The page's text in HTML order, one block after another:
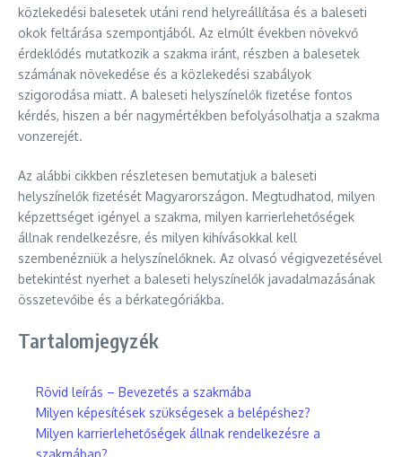
közlekedési balesetek utáni rend helyreállítása és a baleseti
okok feltárása szempontjából. Az elmúlt években növekvő
érdeklődés mutatkozik a szakma iránt, részben a balesetek
számának növekedése és a közlekedési szabályok
szigorodása miatt. A baleseti helyszínelők fizetése fontos
kérdés, hiszen a bér nagymértékben befolyásolhatja a szakma
vonzerejét.
Az alábbi cikkben részletesen bemutatjuk a baleseti
helyszínelők fizetését Magyarországon. Megtudhatod, milyen
képzettséget igényel a szakma, milyen karrierlehetőségek
állnak rendelkezésre, és milyen kihívásokkal kell
szembenézniük a helyszínelőknek. Az olvasó végigvezetésével
betekintést nyerhet a baleseti helyszínelők javadalmazásának
összetevőibe és a bérkategóriákba.
Tartalomjegyzék
Rövid leírás – Bevezetés a szakmába
Milyen képesítések szükségesek a belépéshez?
Milyen karrierlehetőségek állnak rendelkezésre a
szakmában?